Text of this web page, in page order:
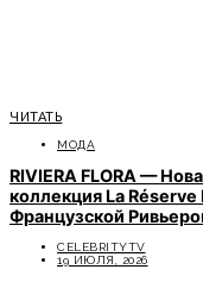
ЧИТАТЬ
МОДА
RIVIERA FLORA —
коллекция La
Французской
CELEBRITYTV
19 ИЮЛЯ, 2026